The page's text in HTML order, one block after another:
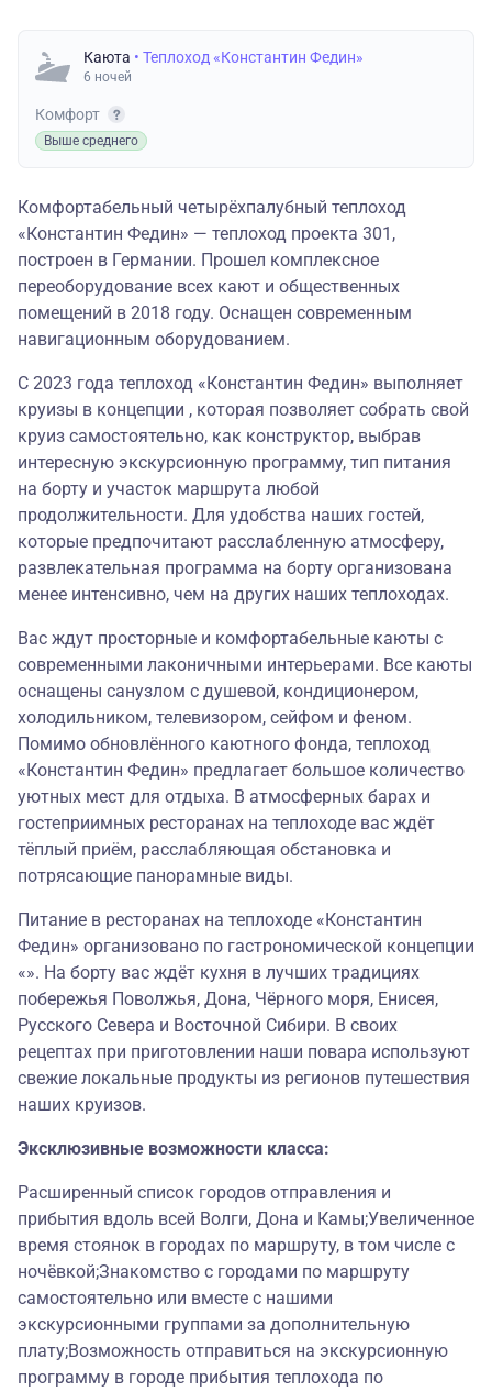
Каюта • Теплоход «Константин Федин»
6 ночей
Комфорт
Выше среднего
Комфортабельный четырёхпалубный теплоход
«Константин Федин» — теплоход проекта 301,
построен в Германии. Прошел комплексное
переоборудование всех кают и общественных
помещений в 2018 году. Оснащен современным
навигационным оборудованием.
С 2023 года теплоход «Константин Федин» выполняет
круизы в концепции , которая позволяет собрать свой
круиз самостоятельно, как конструктор, выбрав
интересную экскурсионную программу, тип питания
на борту и участок маршрута любой
продолжительности. Для удобства наших гостей,
которые предпочитают расслабленную атмосферу,
развлекательная программа на борту организована
менее интенсивно, чем на других наших теплоходах.
Вас ждут просторные и комфортабельные каюты с
современными лаконичными интерьерами. Все каюты
оснащены санузлом с душевой, кондиционером,
холодильником, телевизором, сейфом и феном.
Помимо обновлённого каютного фонда, теплоход
«Константин Федин» предлагает большое количество
уютных мест для отдыха. В атмосферных барах и
гостеприимных ресторанах на теплоходе вас ждёт
тёплый приём, расслабляющая обстановка и
потрясающие панорамные виды.
Питание в ресторанах на теплоходе «Константин
Федин» организовано по гастрономической концепции
«». На борту вас ждёт кухня в лучших традициях
побережья Поволжья, Дона, Чёрного моря, Енисея,
Русского Севера и Восточной Сибири. В своих
рецептах при приготовлении наши повара используют
свежие локальные продукты из регионов путешествия
наших круизов.
Эксклюзивные возможности класса:
Расширенный список городов отправления и
прибытия вдоль всей Волги, Дона и Камы;Увеличенное
время стоянок в городах по маршруту, в том числе с
ночёвкой;Знакомство с городами по маршруту
самостоятельно или вместе с нашими
экскурсионными группами за дополнительную
плату;Возможность отправиться на экскурсионную
программу в городе прибытия теплохода по